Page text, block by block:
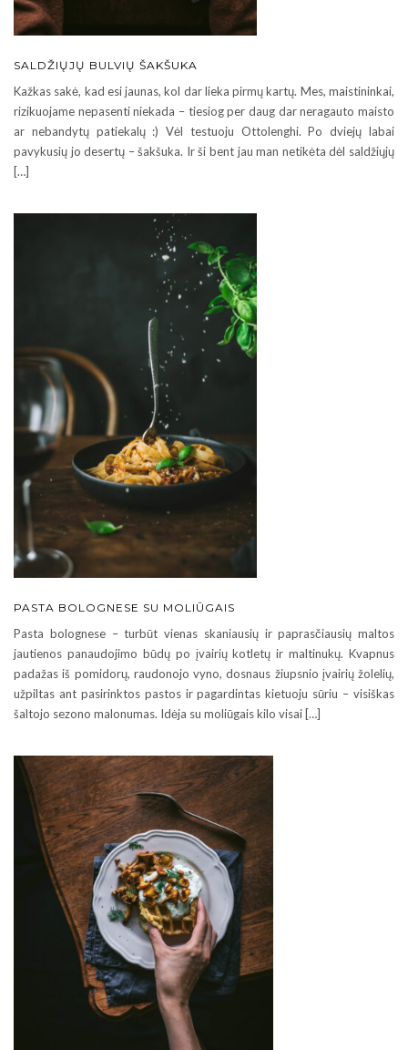
SALDŽIŲJŲ BULVIŲ ŠAKŠUKA
Kažkas sakė, kad esi jaunas, kol dar lieka pirmų kartų. Mes, maistininkai,
rizikuojame nepasenti niekada – tiesiog per daug dar neragauto maisto
ar nebandytų patiekalų :) Vėl testuoju Ottolenghi. Po dviejų labai
pavykusių jo desertų – šakšuka. Ir ši bent jau man netikėta dėl saldžiųjų
[…]
PASTA BOLOGNESE SU MOLIŪGAIS
Pasta bolognese – turbūt vienas skaniausių ir paprasčiausių maltos
jautienos panaudojimo būdų po įvairių kotletų ir maltinukų. Kvapnus
padažas iš pomidorų, raudonojo vyno, dosnaus žiupsnio įvairių žolelių,
užpiltas ant pasirinktos pastos ir pagardintas kietuoju sūriu – visiškas
šaltojo sezono malonumas. Idėja su moliūgais kilo visai […]